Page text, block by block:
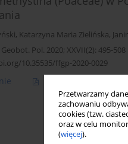
Przetwarzamy
zachowaniu
cookies (tzw.
oraz w celu
(więcej).
, Katarzyna Maria Zielińska,
Pol. 2020; XXVII(2): 495-508
10.35535/ffgp-2020-0029